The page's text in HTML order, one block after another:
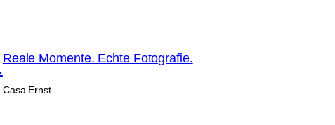
Reale Momente. Echte Fotografie.
Casa Ernst